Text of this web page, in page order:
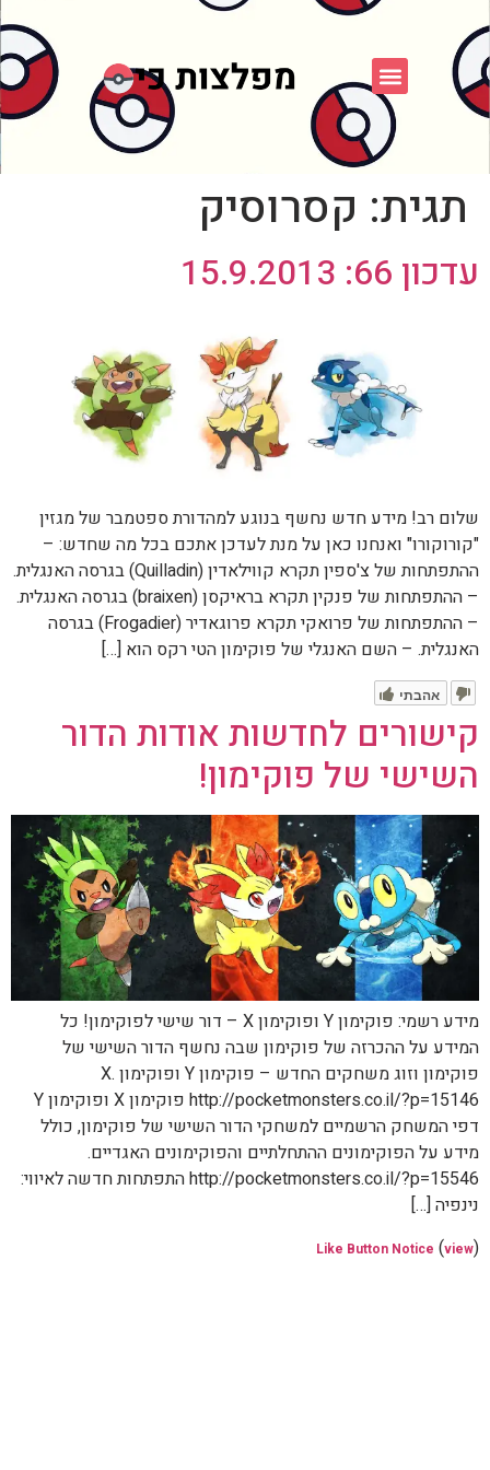
תגית: קסרוסיק
עדכון 66: 15.9.2013
שלום רב! מידע חדש נחשף בנוגע למהדורת ספטמבר של מגזין
"קורוקורו" ואנחנו כאן על מנת לעדכן אתכם בכל מה שחדש: –
ההתפתחות של צ'ספין תקרא קווילאדין (Quilladin) בגרסה האנגלית.
– ההתפתחות של פנקין תקרא בראיקסן (braixen) בגרסה האנגלית.
– ההתפתחות של פרואקי תקרא פרוגאדיר (Frogadier) בגרסה
האנגלית. – השם האנגלי של פוקימון הטי רקס הוא […]
אהבתי
קישורים לחדשות אודות הדור
השישי של פוקימון!
מידע רשמי: פוקימון Y ופוקימון X – דור שישי לפוקימון! כל
המידע על ההכרזה של פוקימון שבה נחשף הדור השישי של
פוקימון וזוג משחקים החדש – פוקימון Y ופוקימון X.
http://pocketmonsters.co.il/?p=15146 פוקימון X ופוקימון Y
דפי המשחק הרשמיים למשחקי הדור השישי של פוקימון, כולל
מידע על הפוקימונים ההתחלתיים והפוקימונים האגדיים.
http://pocketmonsters.co.il/?p=15546 התפתחות חדשה לאיווי:
נינפיה […]
Like Button Notice (view)